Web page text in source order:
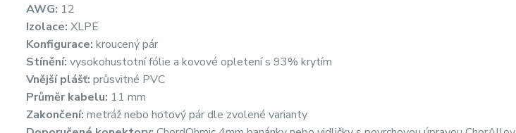
AWG: 12
Izolace: XLPE
Konfigurace: kroucený pár
Stínění: vysokohustotní fólie a kovové opletení s 93% krytím
Vnější plášť: průsvitné PVC
Průměr kabelu: 11 mm
Zakončení: metráž nebo hotový pár dle zvolené varianty